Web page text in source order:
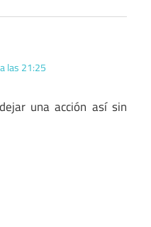
las 21:25
una acción así sin